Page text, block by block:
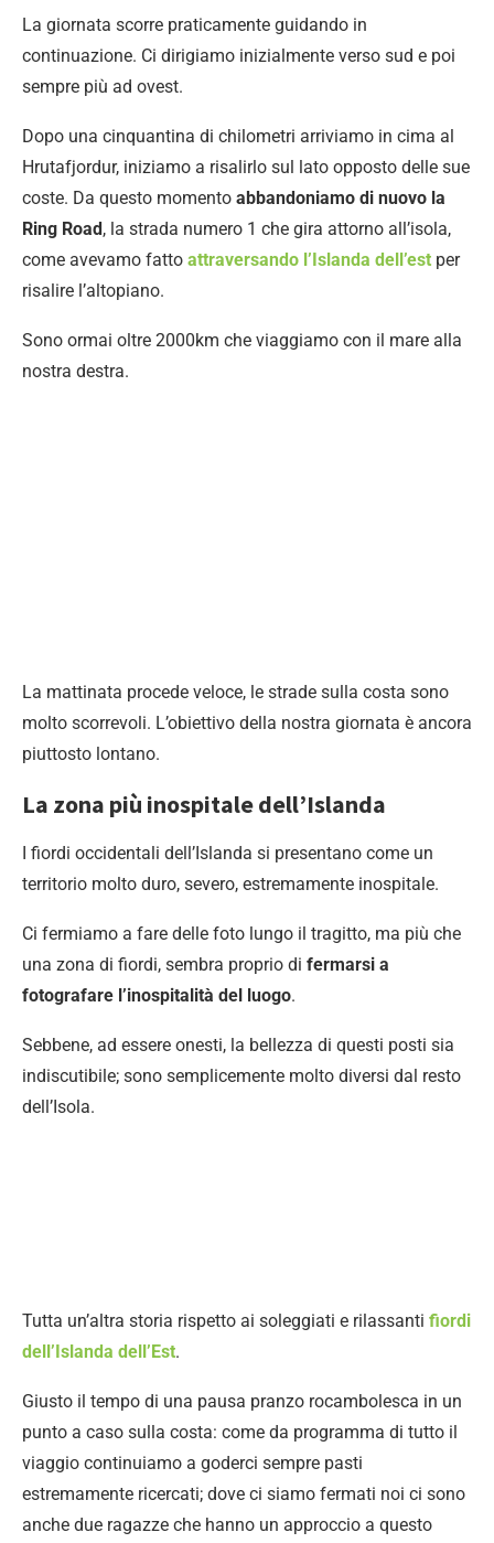
La giornata scorre praticamente guidando in
continuazione. Ci dirigiamo inizialmente verso sud e poi
sempre più ad ovest.
Dopo una cinquantina di chilometri arriviamo in cima al
Hrutafjordur, iniziamo a risalirlo sul lato opposto delle sue
coste. Da questo momento abbandoniamo di nuovo la
Ring Road, la strada numero 1 che gira attorno all’isola,
come avevamo fatto attraversando l’Islanda dell’est per
risalire l’altopiano.
Sono ormai oltre 2000km che viaggiamo con il mare alla
nostra destra.
La mattinata procede veloce, le strade sulla costa sono
molto scorrevoli. L’obiettivo della nostra giornata è ancora
piuttosto lontano.
La zona più inospitale dell’Islanda
I fiordi occidentali dell’Islanda si presentano come un
territorio molto duro, severo, estremamente inospitale.
Ci fermiamo a fare delle foto lungo il tragitto, ma più che
una zona di fiordi, sembra proprio di fermarsi a
fotografare l’inospitalità del luogo.
Sebbene, ad essere onesti, la bellezza di questi posti sia
indiscutibile; sono semplicemente molto diversi dal resto
dell’Isola.
Tutta un’altra storia rispetto ai soleggiati e rilassanti fiordi
dell’Islanda dell’Est.
Giusto il tempo di una pausa pranzo rocambolesca in un
punto a caso sulla costa: come da programma di tutto il
viaggio continuiamo a goderci sempre pasti
estremamente ricercati; dove ci siamo fermati noi ci sono
anche due ragazze che hanno un approccio a questo